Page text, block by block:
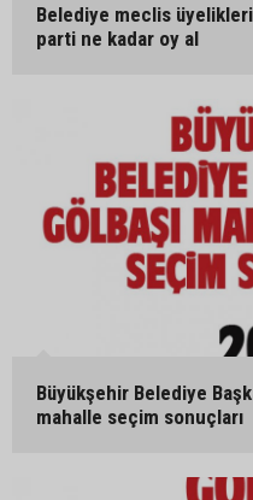
Belediye meclis
parti ne kadar oy al
Büyükşehir Belediye
mahalle seçim sonuçları